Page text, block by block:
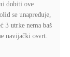
dobiti ove
se unapređuje,
3 utrke nema baš
navijački osvrt.